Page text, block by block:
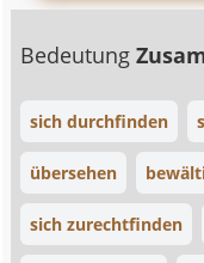
Bedeutung
sich durchfinden
übersehen
sich zurechtfinden